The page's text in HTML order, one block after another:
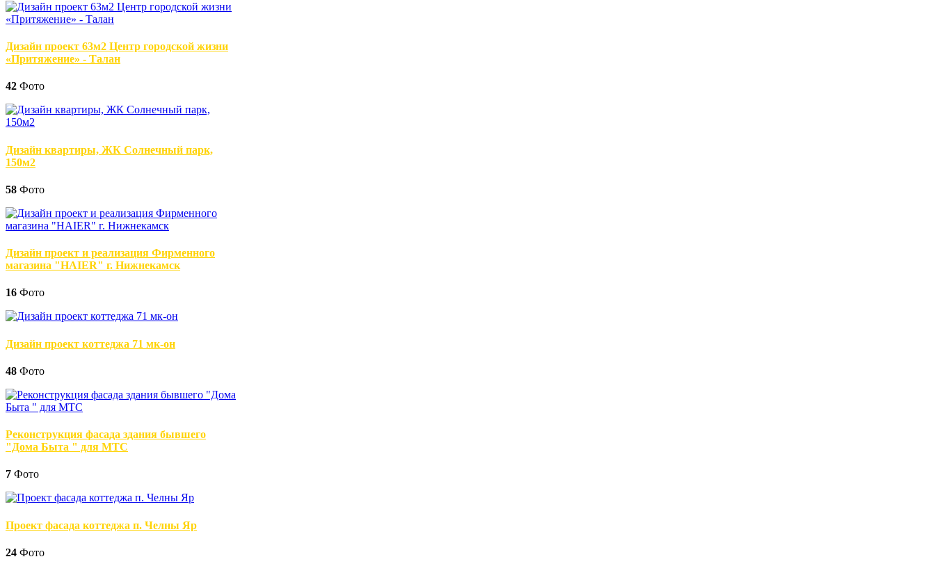
Дизайн проект 63м2 Центр городской жизни
«Притяжение» - Талан
42 Фото
Дизайн квартиры, ЖК Солнечный парк,
150м2
58 Фото
Дизайн проект и реализация Фирменного
магазина "HAIER" г. Нижнекамск
16 Фото
Дизайн проект коттеджа 71 мк-он
48 Фото
Реконструкция фасада здания бывшего
"Дома Быта " для МТС
7 Фото
Проект фасада коттеджа п. Челны Яр
24 Фото